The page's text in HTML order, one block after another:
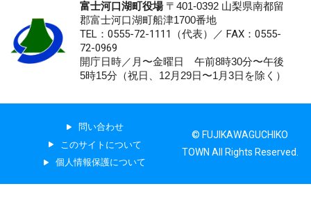
富士河口湖町役場〒401-0392 山梨県南都留
郡富士河口湖町船津1700番地
TEL：0555-72-1111 （代表）／ FAX：0555-
72-0969
開庁日時／月〜金曜日 午前8時30分〜午後
5時15分（祝日、12月29日〜1月3日を除く）
問い合わせ
このサイトについて
個人情報保護について
© FUJIKAWAGUCHIKO
TOWN All Rights Reserved.